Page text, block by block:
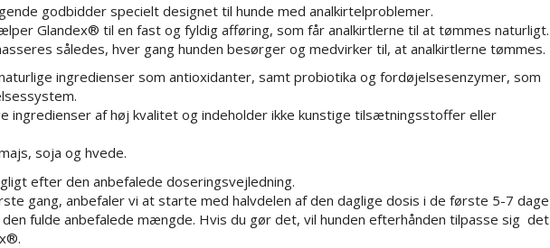
godbidder specielt designet til hunde med analkirtelproblemer.
Glandex® til en fast og fyldig afføring, som får analkirtlerne til at tømmes naturligt.
således, hver gang hunden besørger og medvirker til, at analkirtlerne tømmes.
ingredienser som antioxidanter, samt probiotika og fordøjelsesenzymer, som
ingredienser af høj kvalitet og indeholder ikke kunstige tilsætningsstoffer eller
soja og hvede.
efter den anbefalede doseringsvejledning.
gang, anbefaler vi at starte med halvdelen af den daglige dosis i de første 5-7 dage
fulde anbefalede mængde. Hvis du gør det, vil hunden efterhånden tilpasse sig det